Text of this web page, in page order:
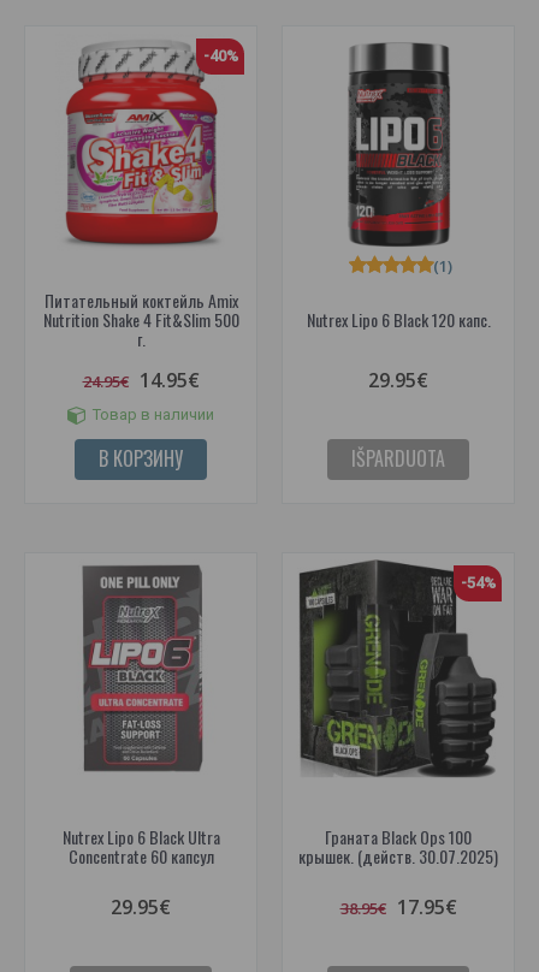
-40%
Питательный коктейль Amix
Nutrition Shake 4 Fit&Slim 500
г.
24.95€ 14.95€
Товар в наличии
В КОРЗИНУ
Nutrex Lipo 6 Black 120 капс.
(1)
29.95€
IŠPARDUOTA
Nutrex Lipo 6 Black Ultra
Concentrate 60 капсул
29.95€
-54%
Граната Black Ops 100
крышек. (действ. 30.07.2025)
38.95€ 17.95€